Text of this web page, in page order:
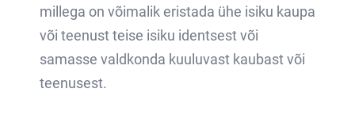
millega on võimalik eristada ühe isiku kaupa
või teenust teise isiku identsest või
samasse valdkonda kuuluvast kaubast või
teenusest.